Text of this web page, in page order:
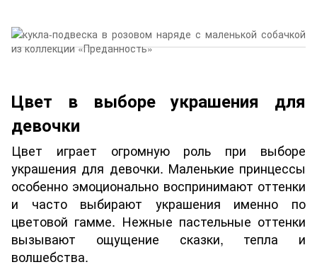
Цвет в выборе украшения для
девочки
Цвет играет огромную роль при выборе
украшения для девочки. Маленькие принцессы
особенно эмоционально воспринимают оттенки
и часто выбирают украшения именно по
цветовой гамме. Нежные пастельные оттенки
вызывают ощущение сказки, тепла и
волшебства.